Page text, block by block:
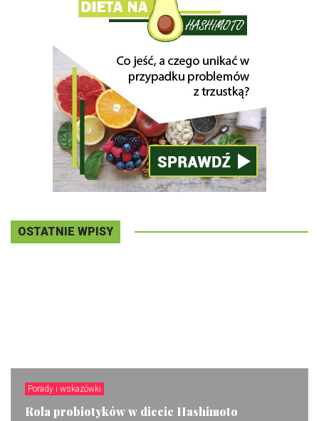
OSTATNIE WPISY
Porady i wskazówki
Rola probiotyków w diecie Hashimoto